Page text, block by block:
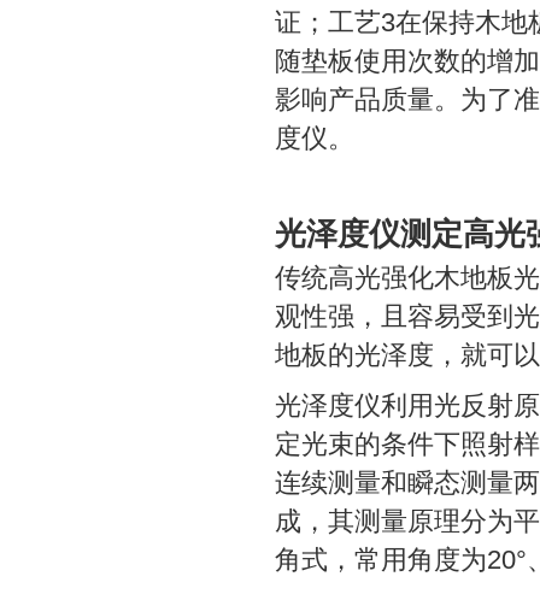
证；工艺3在保持木地
随垫板使用次数的增
影响产品质量。为了
度仪。
光泽度仪测定高光
传统高光强化木地板
观性强，且容易受到
地板的光泽度，就可
光泽度仪利用光反射
定光束的条件下照射
连续测量和瞬态测量
成，其测量原理分为
角式，常用角度为20°